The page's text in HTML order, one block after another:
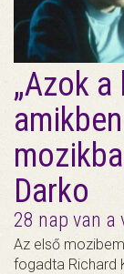
„Azok
Darko
28 nap van a
Az első
fogadta Richard